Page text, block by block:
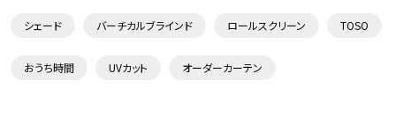
シェード バーチカルブラインド ロールスクリーン TOSO
おうち時間 UVカット オーダーカーテン